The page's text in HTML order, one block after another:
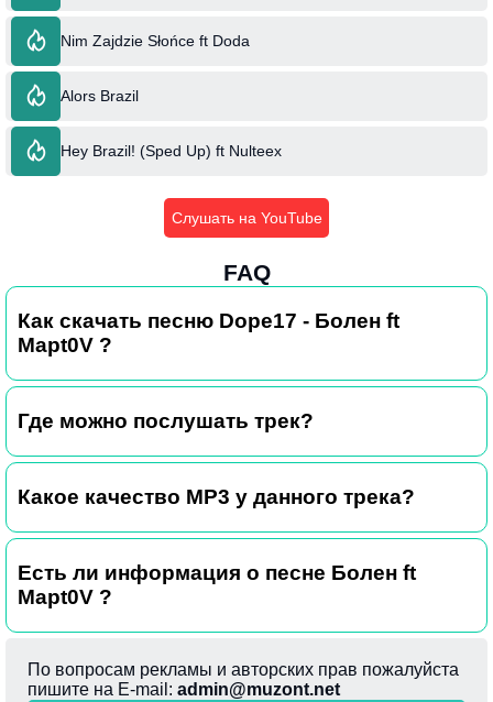
Nim Zajdzie Słońce ft Doda
Alors Brazil
Hey Brazil! (Sped Up) ft Nulteex
Слушать на YouTube
FAQ
Как скачать песню Dope17 - Болен ft
Mapt0V ?
Где можно послушать трек?
Какое качество MP3 у данного трека?
Есть ли информация о песне Болен ft
Mapt0V ?
По вопросам рекламы и авторских прав пожалуйста
пишите на E-mail: admin@muzont.net